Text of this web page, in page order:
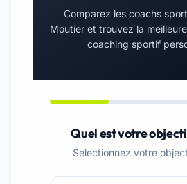
Comparez les coachs
Moutier et trouvez la
coaching sportif
Quel est votre
Sélectionnez votre